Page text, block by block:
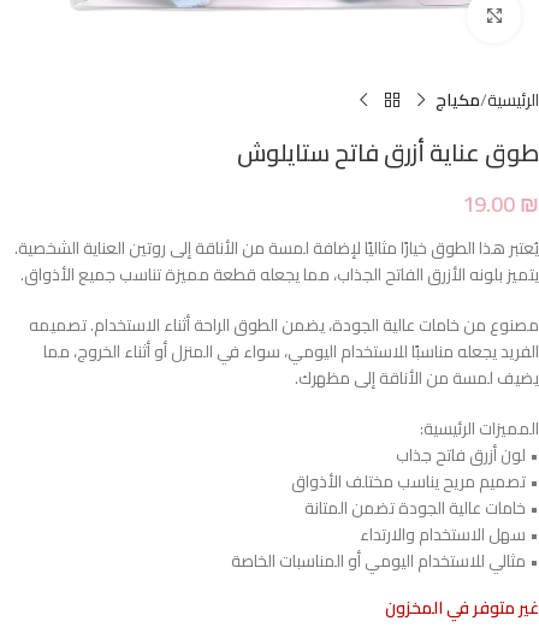
Click to enlarge
الرئيسية مكياج
طوق عناية أزرق فاتح ستايلوش
19.00₪
يُعتبر هذا الطوق خيارًا مثاليًا لإضافة لمسة من الأناقة إلى روتين العناية الشخصية.
يتميز بلونه الأزرق الفاتح الجذاب، مما يجعله قطعة مميزة تناسب جميع الأذواق.
مصنوع من خامات عالية الجودة، يضمن الطوق الراحة أثناء الاستخدام. تصميمه
الفريد يجعله مناسبًا للاستخدام اليومي، سواء في المنزل أو أثناء الخروج، مما
يضيف لمسة من الأناقة إلى مظهرك.
المميزات الرئيسية:
• لون أزرق فاتح جذاب
• تصميم مريح يناسب مختلف الأذواق
• خامات عالية الجودة تضمن المتانة
• سهل الاستخدام والارتداء
• مثالي للاستخدام اليومي أو المناسبات الخاصة
غير متوفر في المخزون